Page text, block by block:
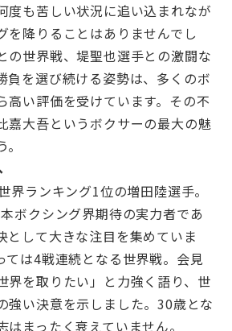
度も苦しい状況に追い込まれなが
を降りることはありませんでし
の世界戦、堤聖也選手との激闘な
負を選び続ける姿勢は、多くのボ
高い評価を受けています。その不
嘉大吾というボクサーの最大の魅
界ランキング1位の増田陸選手。
ボクシング界期待の実力者であ
として大きな注目を集めていま
ては4戦連続となる世界戦。会見
界を取りたい」と力強く語り、世
強い決意を示しました。30歳とな
まったく衰えていません。